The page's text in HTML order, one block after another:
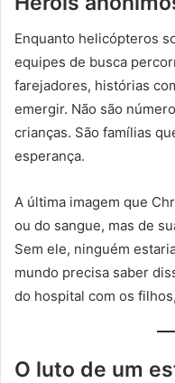
Enquanto helicópteros
equipes de busca
farejadores, histórias
emergir. Não são
crianças. São famílias
esperança.
A última imagem que
ou do sangue, mas de
Sem ele, ninguém
mundo precisa saber
do hospital com os
O luto de um